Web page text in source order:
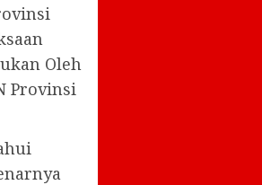
Oleh
Provinsi